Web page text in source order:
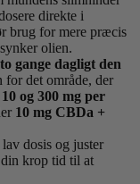
direkte i
brug for mere præcis
olien.
gange dagligt den
for det område, der
10 og 300 mg per
10 mg CBDa +
dosis og juster
krop tid til at